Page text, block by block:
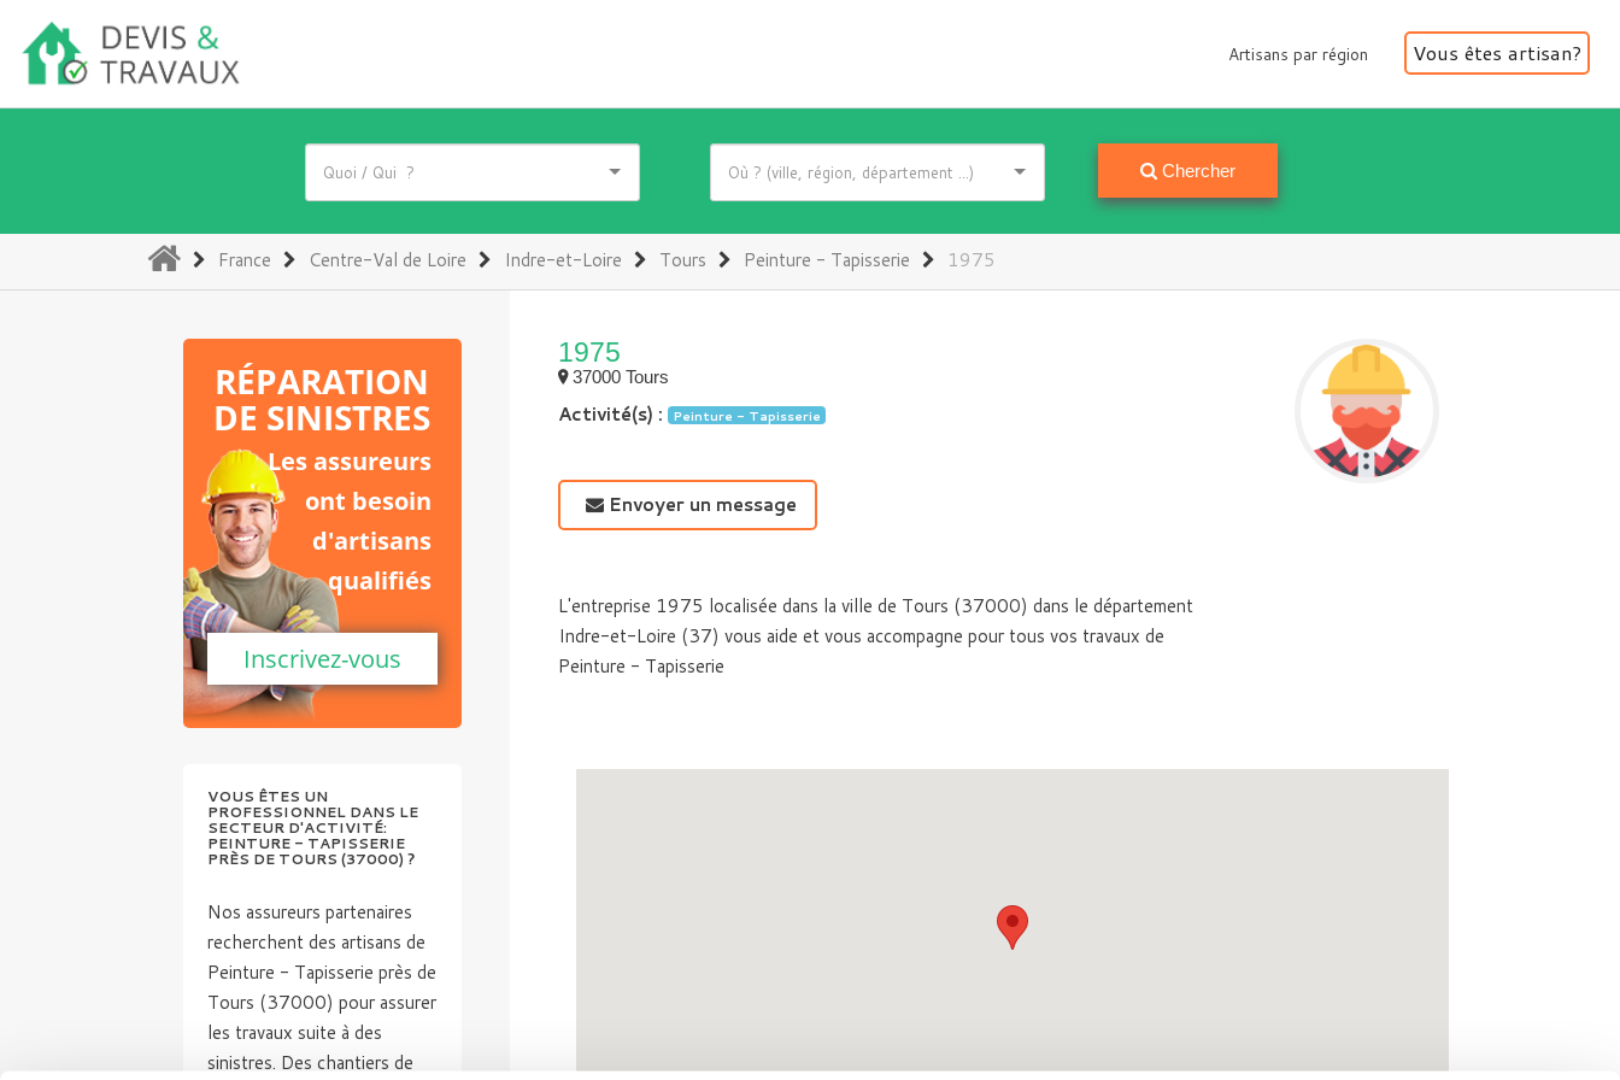
Artisans par région
Artisans par région Vous êtes artisan?
Chercher
(current)
France Centre-Val de Loire Indre-et-Loire Tours Peinture - Tapisserie 1975
1975
37000 Tours
Activité(s) : Peinture - Tapisserie
Envoyer un message
L'entreprise 1975 localisée dans la ville de Tours (37000) dans le département
Indre-et-Loire (37) vous aide et vous accompagne pour tous vos travaux de
Peinture - Tapisserie
RÉPARATION
DE SINISTRES
Les assureurs
ont besoin
d'artisans
qualifiés
Inscrivez-vous
VOUS ÊTES UN
PROFESSIONNEL DANS LE
SECTEUR D'ACTIVITÉ:
PEINTURE - TAPISSERIE
PRÈS DE TOURS (37000) ?
Nos assureurs partenaires
recherchent des artisans de
Peinture - Tapisserie près de
Tours (37000) pour assurer
les travaux suite à des
sinistres. Des chantiers de